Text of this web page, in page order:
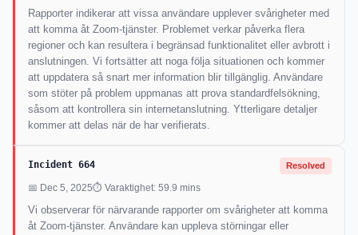
Rapporter indikerar att vissa användare upplever svårigheter med
att komma åt Zoom-tjänster. Problemet verkar påverka flera
regioner och kan resultera i begränsad funktionalitet eller avbrott i
anslutningen. Vi fortsätter att noga följa situationen och kommer
att uppdatera så snart mer information blir tillgänglig. Användare
som stöter på problem uppmanas att prova standardfelsökning,
såsom att kontrollera sin internetanslutning. Ytterligare detaljer
kommer att delas när de har verifierats.
Incident 664 Resolved
📅 Dec 5, 2025⏱ Varaktighet: 59.9 mins
Vi observerar för närvarande rapporter om svårigheter att komma
åt Zoom-tjänster. Användare kan uppleva störningar eller